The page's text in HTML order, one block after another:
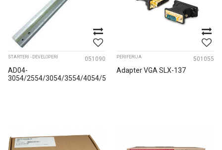
STARTERI - DEVELOPERI 051090
AD04-
3054/2554/3054/3554/4054/5054/650*spirala/o
PERIFERIJA 501055
Adapter VGA SLX-137